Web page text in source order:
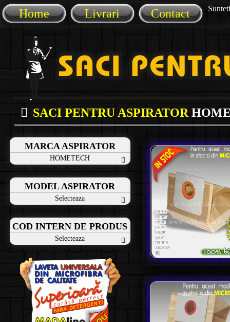
Home Livrari Contact
SACI PENTRU ASPIRATOR
MARCA ASPIRATOR
HOMETECH
MODEL ASPIRATOR
Selecteaza
COD INTERN DE PRODUS
Selecteaza